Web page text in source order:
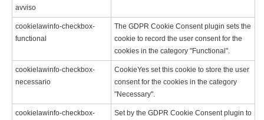
avviso
cookielawinfo-checkbox-
functional
The GDPR Cookie Consent plugin sets the
cookie to record the user consent for the
cookies in the category "Functional".
cookielawinfo-checkbox-
necessario
CookieYes set this cookie to store the user
consent for the cookies in the category
"Necessary".
cookielawinfo-checkbox-
Set by the GDPR Cookie Consent plugin to